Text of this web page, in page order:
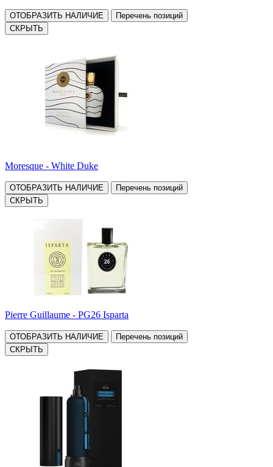
ОТОБРАЗИТЬ НАЛИЧИЕ
Перечень позиций
СКРЫТЬ
Moresque - White Duke
ОТОБРАЗИТЬ НАЛИЧИЕ
Перечень позиций
СКРЫТЬ
Pierre Guillaume - PG26 Isparta
ОТОБРАЗИТЬ НАЛИЧИЕ
Перечень позиций
СКРЫТЬ